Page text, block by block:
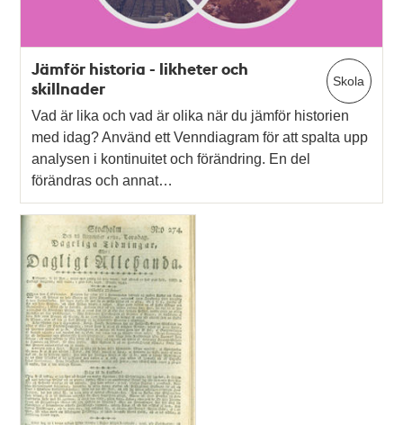
Skola
Jämför historia - likheter och
skillnader
Vad är lika och vad är olika när du jämför historien
med idag? Använd ett Venndiagram för att spalta upp
analysen i kontinuitet och förändring. En del
förändras och annat…